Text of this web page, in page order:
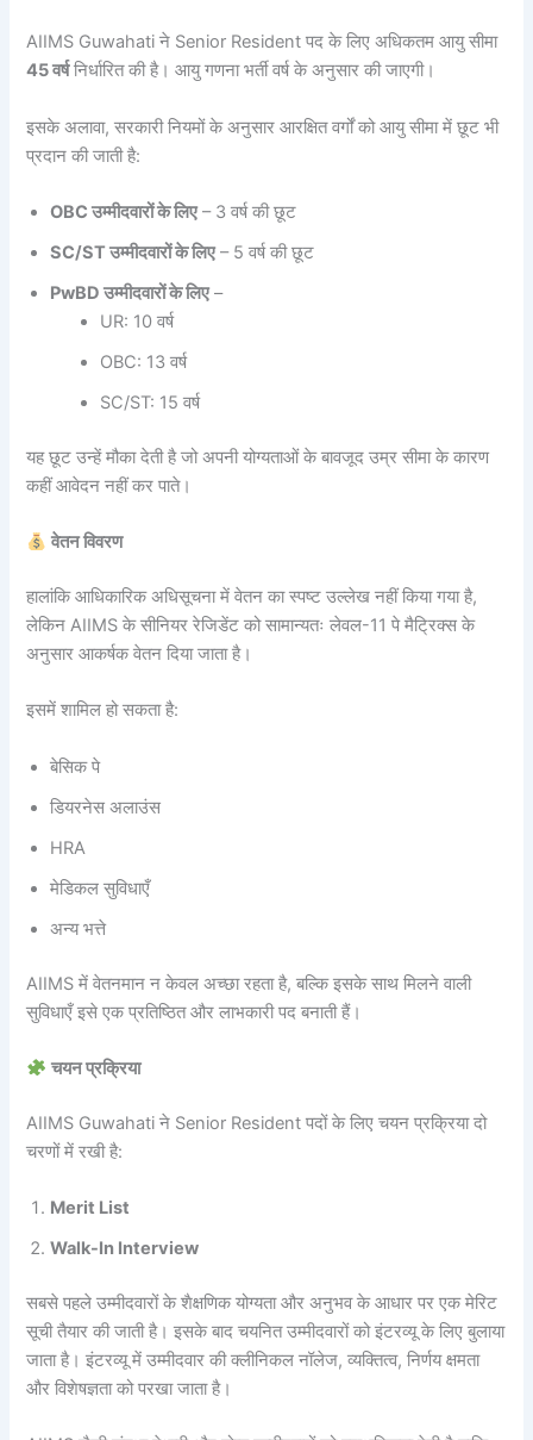
AIIMS Guwahati ने Senior Resident पद के लिए अधिकतम आयु सीमा
45 वर्षनिर्धारित की है। आयु गणना भर्ती वर्ष के अनुसार की जाएगी।
इसके अलावा, सरकारी नियमों के अनुसार आरक्षित वर्गों को आयु सीमा में छूट भी
प्रदान की जाती है:
OBC उम्मीदवारों के लिए– 3 वर्ष की छूट
SC/ST उम्मीदवारों के लिए– 5 वर्ष की छूट
PwBD उम्मीदवारों के लिए–
UR: 10 वर्ष
OBC: 13 वर्ष
SC/ST: 15 वर्ष
यह छूट उन्हें मौका देती है जो अपनी योग्यताओं के बावजूद उम्र सीमा के कारण
कहीं आवेदन नहीं कर पाते।
वेतन विवरण
हालांकि आधिकारिक अधिसूचना में वेतन का स्पष्ट उल्लेख नहीं किया गया है,
लेकिन AIIMS के सीनियर रेजिडेंट को सामान्यतः लेवल-11 पे मैट्रिक्स के
अनुसार आकर्षक वेतन दिया जाता है।
इसमें शामिल हो सकता है:
बेसिक पे
डियरनेस अलाउंस
HRA
मेडिकल सुविधाएँ
अन्य भत्ते
AIIMS में वेतनमान न केवल अच्छा रहता है, बल्कि इसके साथ मिलने वाली
सुविधाएँ इसे एक प्रतिष्ठित और लाभकारी पद बनाती हैं।
चयन प्रक्रिया
AIIMS Guwahati ने Senior Resident पदों के लिए चयन प्रक्रिया दो
चरणों में रखी है:
Merit List
Walk-In Interview
सबसे पहले उम्मीदवारों के शैक्षणिक योग्यता और अनुभव के आधार पर एक मेरिट
सूची तैयार की जाती है। इसके बाद चयनित उम्मीदवारों को इंटरव्यू के लिए बुलाया
जाता है। इंटरव्यू में उम्मीदवार की क्लीनिकल नॉलेज, व्यक्तित्व, निर्णय क्षमता
और विशेषज्ञता को परखा जाता है।